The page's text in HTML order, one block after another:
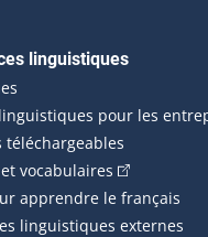
dans une nouvelle
linguistiques
pour les
téléchargeables
vocabulaires (Cet
apprendre le français
linguistiques externes